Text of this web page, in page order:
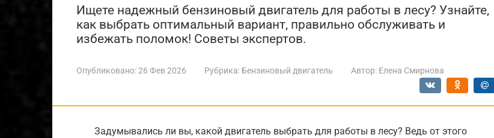
Ищете надежный бензиновый двигатель для работы в лесу? Узнайте,
как выбрать оптимальный вариант, правильно обслуживать и
избежать поломок! Советы экспертов.
Опубликовано:26 Фев 2026 Рубрика: Бензиновый двигатель Автор: Елена Смирнова
Задумывались ли вы, какой двигатель выбрать для работы в лесу? Ведь от этого